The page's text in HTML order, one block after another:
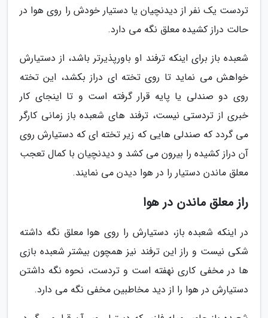
تردست یک نفر از دیدنچیان یا دستیار خودش را روی هوا در
حالت دراز کشیده معلق نگه می دارد.
شعبده باز برای اینکه ترفند او باورپذیرتر باشد، از دستیارش
خواهش می نماید تا روی تخته ای دراز بکشد، این تخته
روی دو صندلی یا پایه قرار گرفته است و تا اینجای کار
خبری از تردستی نیست، ترفند های شعبده باز زمانی کارگر
می گردد که صندلی هایی که زیر تخته ای که دستیارش روی
آن دراز کشیده را بیرون می کشد و دیدنچیان با کمال تعجب
معلق ماندن دستیار را در هوا دیدن می نمایند.
راز معلق ماندن در هوا
در اینکه شعبده باز، دستیارش را روی هوا معلق نگه داشته
شکی نیست و راز این ترفند نیز همچون بیشتر شعبده بازی
ها در مخفی کاری نهفته است و تردست، نحوه نگه داشتن
دستیارش در هوا را از دید مخاطبین مخفی نگه می دارد.